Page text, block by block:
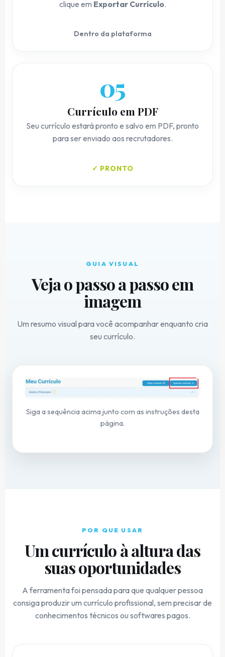
clique em Exportar Currículo.
Dentro da plataforma
05
Currículo em PDF
Seu currículo estará pronto e salvo em PDF, pronto
para ser enviado aos recrutadores.
✓ PRONTO
GUIA VISUAL
Veja o passo a passo em
imagem
Um resumo visual para você acompanhar enquanto cria
seu currículo.
Siga a sequência acima junto com as instruções desta
página.
POR QUE USAR
Um currículo à altura das
suas oportunidades
A ferramenta foi pensada para que qualquer pessoa
consiga produzir um currículo profissional, sem precisar de
conhecimentos técnicos ou softwares pagos.